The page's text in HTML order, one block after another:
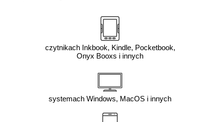
czytnikach Inkbook, Kindle, Pocketbook,
Onyx Booxs i innych
systemach Windows, MacOS i innych